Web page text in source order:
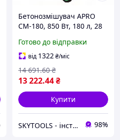
Бетонозмішувач APRO
СМ-180, 850 Вт, 180 л, 28
Готово до відправки
від 1322₴/міс
13 222.44₴
14 691.60 ₴
Купити
SKYTOOLS - інструмент та витратні матеріали 98%